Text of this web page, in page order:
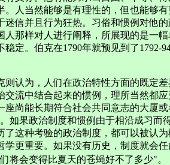
。人当然能够是有理性的，但也能够
迷信并且行为狂热。习俗和惯例对他
人那样对人进行阐释，所展现的是一
稳定。伯克在1790年就预见到了1792-
认为，人们在政治特性方面的既定差
交流中结合起来的惯例，理所当然都
座尚能长期符合社会共同意志的大厦
如果政治制度和惯例由于相沿成习而
了这种考验的政治制度，都可以被认
学更重要。如果没有历史，制度就会
将会变得比夏天的苍蝇好不了多少"。